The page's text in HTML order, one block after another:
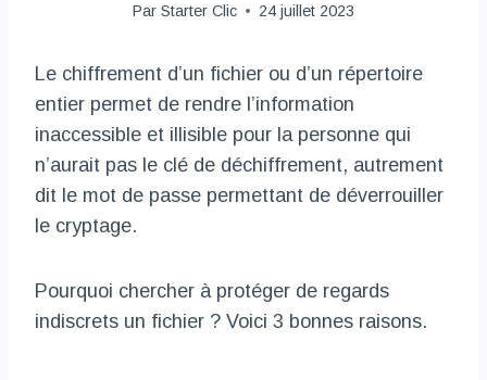
Par Starter Clic 24 juillet 2023
Le chiffrement d’un fichier ou d’un répertoire
entier permet de rendre l’information
inaccessible et illisible pour la personne qui
n’aurait pas le clé de déchiffrement, autrement
dit le mot de passe permettant de déverrouiller
le cryptage.
Pourquoi chercher à protéger de regards
indiscrets un fichier ? Voici 3 bonnes raisons.